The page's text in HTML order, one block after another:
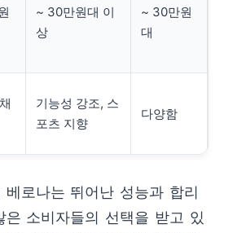
~ 30만원대 이
상
~ 30만원
대
기능성 강조, 스
포츠 지향
다양함
베로나는 뛰어난 성능과 합리
은 소비자들의 선택을 받고 있